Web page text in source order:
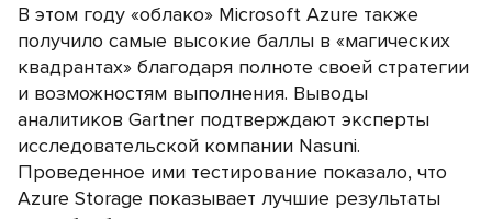
В этом году «облако» Microsoft Azure также
получило самые высокие баллы в «магических
квадрантах» благодаря полноте своей стратегии
и возможностям выполнения. Выводы
аналитиков Gartner подтверждают эксперты
исследовательской компании Nasuni.
Проведенное ими тестирование показало, что
Azure Storage показывает лучшие результаты